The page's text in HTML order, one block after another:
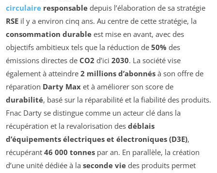
circulaire responsable depuis l’élaboration de sa stratégie
RSE il y a environ cinq ans. Au centre de cette stratégie, la
consommation durable est mise en avant, avec des
objectifs ambitieux tels que la réduction de 50% des
émissions directes de CO2 d’ici 2030. La société vise
également à atteindre 2 millions d’abonnés à son offre de
réparation Darty Max et à améliorer son score de
durabilité, basé sur la réparabilité et la fiabilité des produits.
Fnac Darty se distingue comme un acteur clé dans la
récupération et la revalorisation des déblais
d’équipements électriques et électroniques (D3E),
récupérant 46 000 tonnes par an. En parallèle, la création
d’une unité dédiée à la seconde vie des produits permet